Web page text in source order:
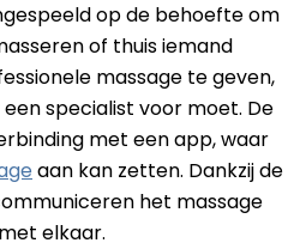
op de behoefte om
of thuis iemand
massage te geven,
specialist voor moet. De
met een app, waar
aan kan zetten. Dankzij de
het massage
elkaar.